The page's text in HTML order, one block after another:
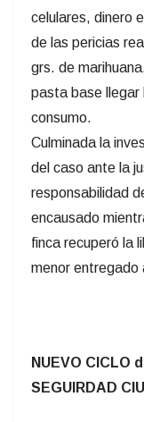
celulares, dinero
de las pericias
grs. de
pasta base llegar
consumo.
Culminada la
del caso ante la
responsabilidad
encausado
finca recuperó la
menor entregado
NUEVO CICLO
SEGUIRDAD